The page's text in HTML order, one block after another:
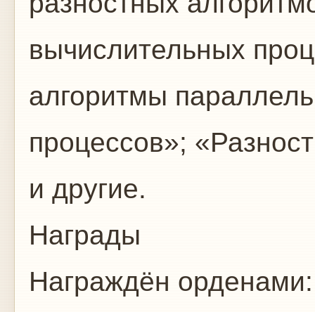
вычислительных
алгоритмы
процессов»;
и другие.
Награды
Награждён